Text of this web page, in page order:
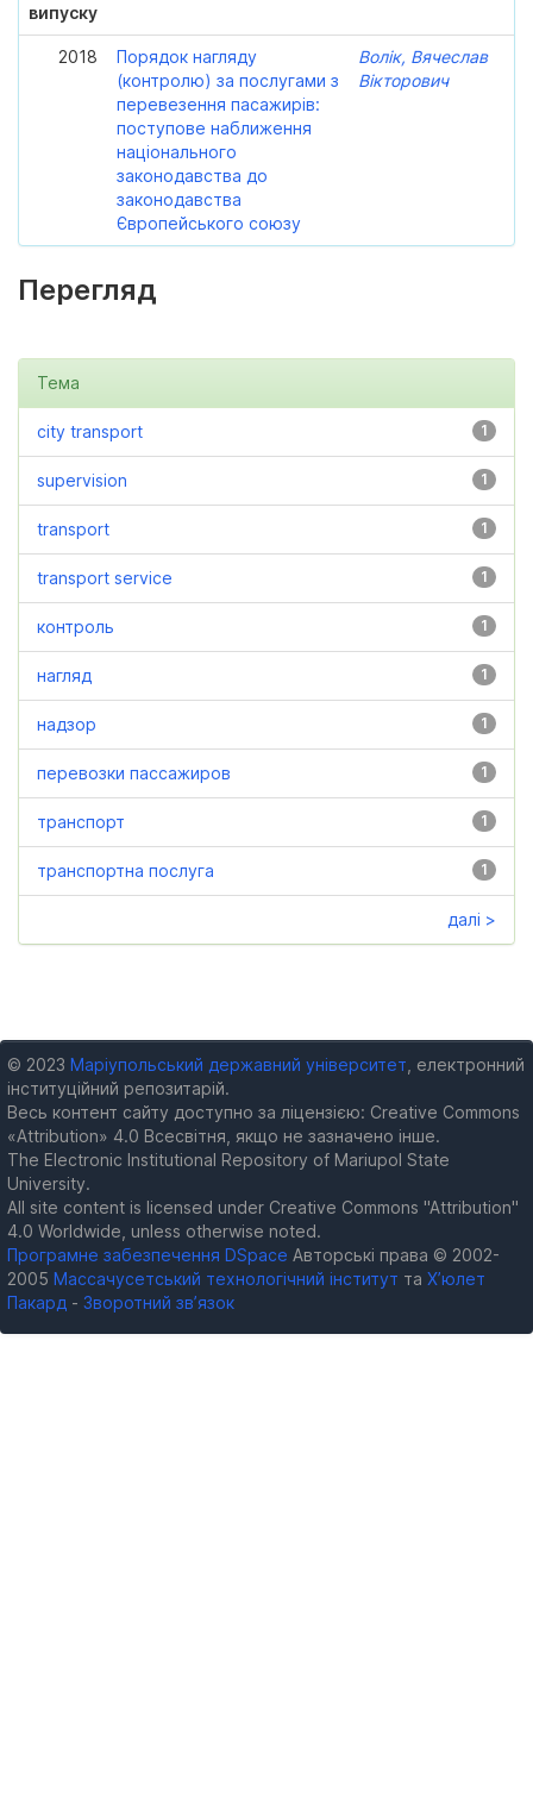
випуску
2018
Порядок нагляду
(контролю) за послугами з
перевезення пасажирів:
поступове наближення
національного
законодавства до
законодавства
Європейського союзу
Волік, Вячеслав
Вікторович
Перегляд
Тема
1
city transport
1
supervision
1
transport
1
transport service
1
контроль
1
нагляд
1
надзор
1
перевозки пассажиров
1
транспорт
1
транспортна послуга
далі >
© 2023 Маріупольський державний університет , електронний
інституційний репозитарій.
Весь контент сайту доступно за ліцензією: Creative Commons
«Attribution» 4.0 Всесвітня, якщо не зазначено інше.
The Electronic Institutional Repository of Mariupol State
University.
All site content is licensed under Creative Commons "Attribution"
4.0 Worldwide, unless otherwise noted.
Програмне забезпечення DSpace Авторські права © 2002-
2005 Массачусетський технологічний інститут та Х’юлет
Пакард - Зворотний зв’язок